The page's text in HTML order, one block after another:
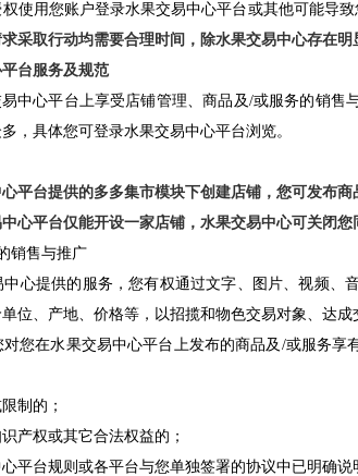
使用您账户登录水果交易中心平台或其他可能导
采取行动均需要合理时间，除水果交易中心存在
台服务及规范
中心平台上享受店铺管理、商品及/或服务的销售
，具体您可登录水果交易中心平台浏览。
平台提供的多多集市模块下创建店铺，您可发布
心平台仅能开设一家店铺，水果交易中心可关闭您
销售与推广
中心提供的服务，您有权通过文字、图片、视频、
位、产地、价格等，以招揽和物色交易对象、达成
对您在水果交易中心平台上发布的商品及/或服务
制的；
产权或其它合法权益的；
心平台规则或各平台与您单独签署的协议中已明确